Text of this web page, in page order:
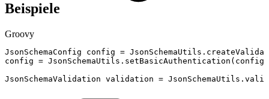
Beispiele
Groovy
JsonSchemaConfig config = JsonSchemaUtils .
config = JsonSchemaUtils . setBasicAuthentication ( config
JsonSchemaValidation validation = JsonSchemaUtils .